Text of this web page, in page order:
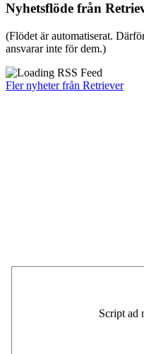
Nyhetsflöde från
(Flödet är automatiserat.
ansvarar inte för dem.)
Fler nyheter från Retriever